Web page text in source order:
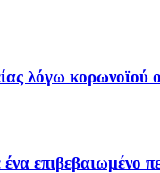
λόγω κορωνοϊού
επιβεβαιωμένο